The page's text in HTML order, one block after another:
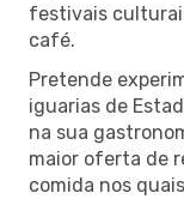
festivais
café.
Pretende
iguarias de
na sua
maior oferta de
comida nos